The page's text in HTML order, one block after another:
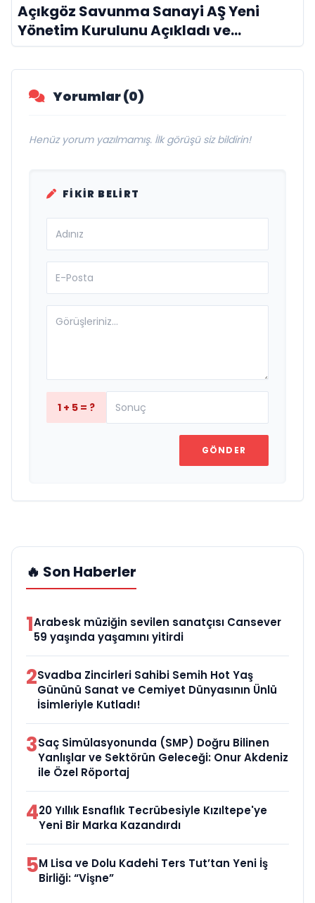
Açıkgöz Savunma Sanayi AŞ Yeni
Yönetim Kurulunu Açıkladı ve
Savunma Sanayinde Küresel Vizyon
Vurgusu
Yorumlar (0)
Henüz yorum yazılmamış. İlk görüşü siz bildirin!
FIKIR BELIRT
1 + 5 = ?
GÖNDER
🔥 Son Haberler
1Arabesk müziğin sevilen sanatçısı Cansever
59 yaşında yaşamını yitirdi
2Svadba Zincirleri Sahibi Semih Hot Yaş
Gününü Sanat ve Cemiyet Dünyasının Ünlü
İsimleriyle Kutladı!
3Saç Simülasyonunda (SMP) Doğru Bilinen
Yanlışlar ve Sektörün Geleceği: Onur Akdeniz
ile Özel Röportaj
420 Yıllık Esnaflık Tecrübesiyle Kızıltepe'ye
Yeni Bir Marka Kazandırdı
5M Lisa ve Dolu Kadehi Ters Tut’tan Yeni İş
Birliği: “Vişne”